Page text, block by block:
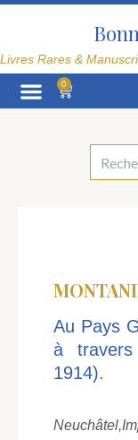
Aller
Livres Rares &
0
Panier
Au Pays
à
1914).
Neuchâtel,